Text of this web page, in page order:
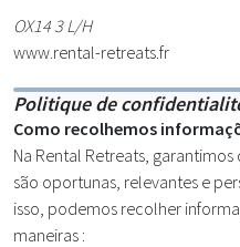
OX14 3 L/H
www.rental-retreats.fr
Politique de
Como recolhemos
Na Rental Retreats,
são oportunas, relevantes e
isso, podemos recolher
maneiras :